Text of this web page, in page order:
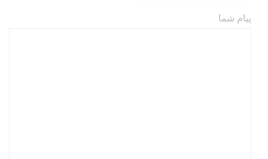
پیام شما